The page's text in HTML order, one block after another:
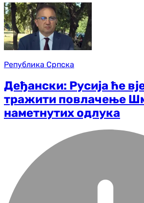
Република Српска
Деђански: Русија ће
тражити повлачење
наметнутих одлука